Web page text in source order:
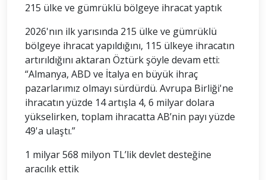
215 ülke ve gümrüklü bölgeye ihracat yaptık
2026'nın ilk yarısında 215 ülke ve gümrüklü
bölgeye ihracat yapıldığını, 115 ülkeye ihracatın
artırıldığını aktaran Öztürk şöyle devam etti:
“Almanya, ABD ve İtalya en büyük ihraç
pazarlarımız olmayı sürdürdü. Avrupa Birliği'ne
ihracatın yüzde 14 artışla 4, 6 milyar dolara
yükselirken, toplam ihracatta AB’nin payı yüzde
49'a ulaştı.”
1 milyar 568 milyon TL’lik devlet desteğine
aracılık ettik